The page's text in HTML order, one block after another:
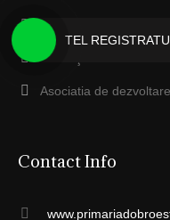
Anaf ILFOV
Protecţia Mediului Ilfov
Asociatia de
Contact Info
TEL